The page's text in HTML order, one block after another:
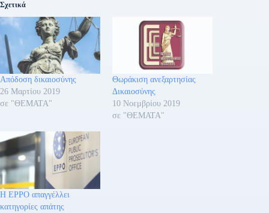
Σχετικά
Απόδοση δικαιοσύνης
26 Μαρτίου 2019
σε "ΘΕΜΑΤΑ"
Θωράκιση ανεξαρτησίας
Δικαιοσύνης
10 Νοεμβρίου 2019
σε "ΘΕΜΑΤΑ"
Η EPPO απαγγέλλει
κατηγορίες απάτης